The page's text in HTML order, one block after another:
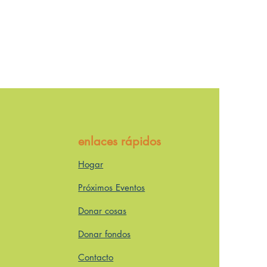
enlaces rápidos
Hogar
Próximos Eventos
Donar cosas
Donar fondos
Contacto